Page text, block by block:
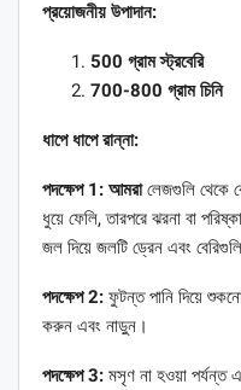
প্রয়োজনীয় উপাদান:
500 গ্রাম স্ট্রবেরি
700-800 গ্রাম চিনি
ধাপে ধাপে রান্না:
পদক্ষেপ 1: আমরালেজগুলি থেকে
ধুয়ে ফেলি, তারপরে ঝরনা বা
জল দিয়ে জলটি ড্রেন এবং
পদক্ষেপ 2: ফুটন্ত পানি দিয়ে
করুন এবং নাড়ুন।
পদক্ষেপ 3: মসৃণ না হওয়া পর্যন্ত